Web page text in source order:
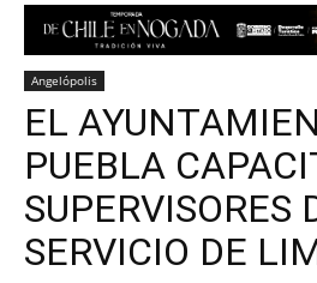
Angelópolis
EL
PUEBLA
SUPERVISORES
SERVICIO DE